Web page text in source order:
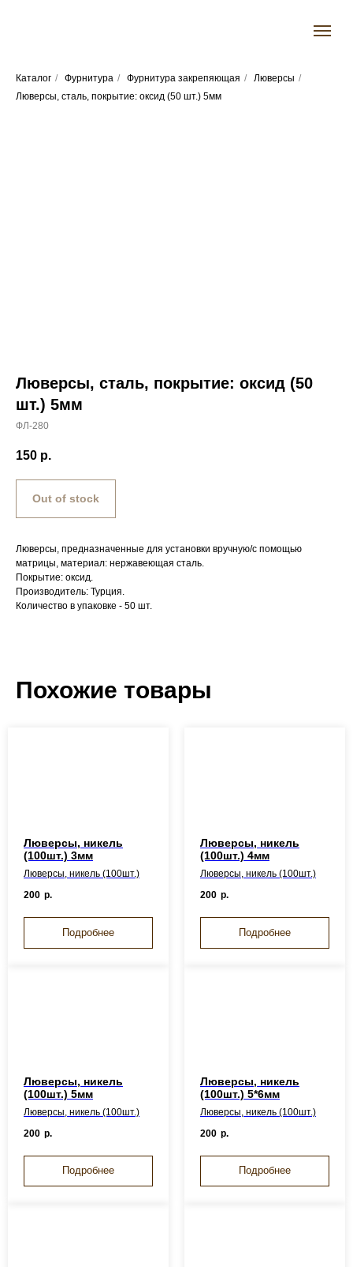
Каталог / Фурнитура / Фурнитура закрепяющая / Люверсы /
Люверсы, сталь, покрытие: оксид (50 шт.) 5мм
Люверсы, сталь, покрытие: оксид (50
шт.) 5мм
ФЛ-280
150 р.
Out of stock
Люверсы, предназначенные для установки вручную/с помощью
матрицы, материал: нержавеющая сталь.
Покрытие: оксид.
Производитель: Турция.
Количество в упаковке - 50 шт.
Похожие товары
Люверсы, никель
(100шт.) 3мм
Люверсы, никель (100шт.)
200 р.
Подробнее
Люверсы, никель
(100шт.) 4мм
Люверсы, никель (100шт.)
200 р.
Подробнее
Люверсы, никель
(100шт.) 5мм
Люверсы, никель (100шт.)
200 р.
Подробнее
Люверсы, никель
(100шт.) 5*6мм
Люверсы, никель (100шт.)
200 р.
Подробнее